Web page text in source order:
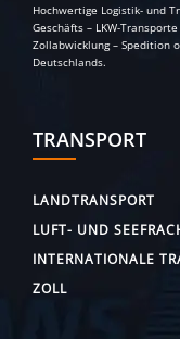
Hochwertige Logistik- und
Geschäfts – LKW-
Zollabwicklung – Spedition
Deutschlands.
TRANSPORT
LANDTRANSPORT
LUFT- UND
INTERNATIONALE
ZOLL